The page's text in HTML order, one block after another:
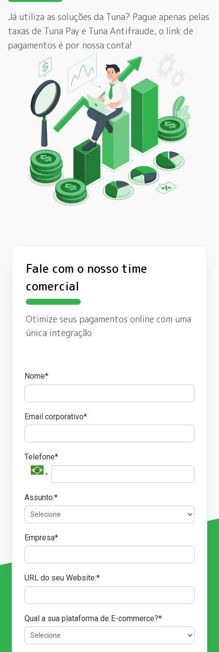
Já utiliza as soluções da Tuna? Pague apenas pelas
taxas de Tuna Pay e Tuna Antifraude, o link de
pagamentos é por nossa conta!
Fale com o nosso time
comercial
Otimize seus pagamentos online com uma
única integração
Nome*
Email corporativo*
Telefone*
Assunto:*
Empresa*
URL do seu Website:*
Qual a sua plataforma de E-commerce?*